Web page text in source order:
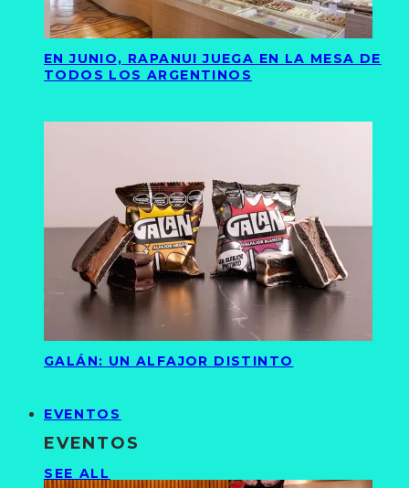
EN JUNIO, RAPANUI JUEGA EN LA MESA DE
TODOS LOS ARGENTINOS
GALÁN: UN ALFAJOR DISTINTO
EVENTOS
EVENTOS
SEE ALL